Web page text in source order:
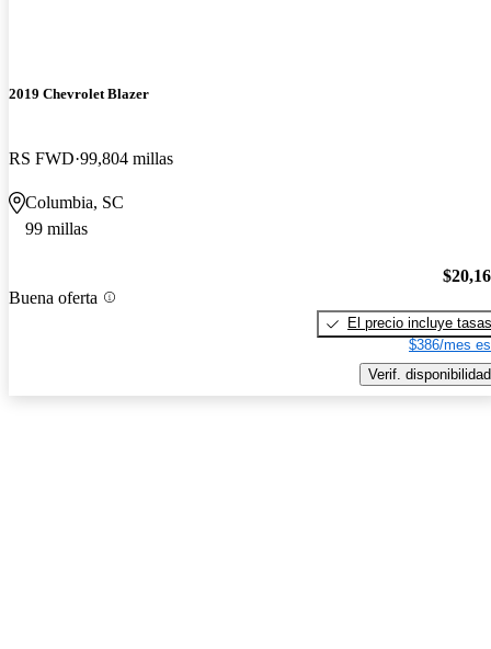
2019 Chevrolet Blazer
RS FWD 99,804 millas
Columbia, SC
99 millas
Buena oferta
El precio incluye tasas
$386/mes
Verif. disponibilidad